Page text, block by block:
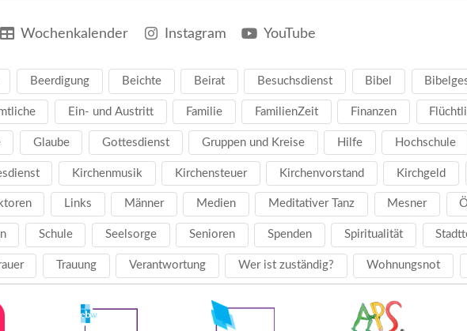
Wochenkalender Instagram YouTube
Beerdigung Beichte Beirat Besuchsdienst Bibel
Ein- und Austritt Familie FamilienZeit Finanzen
Glaube Gottesdienst Gruppen und Kreise Hilfe Hochschule
Kirchenmusik Kirchensteuer Kirchenvorstand Kirchgeld
Links Männer Medien Meditativer Tanz Mesner
Schule Seelsorge Senioren Spenden Spiritualität
Trauung Verantwortung Wer ist zuständig? Wohnungsnot